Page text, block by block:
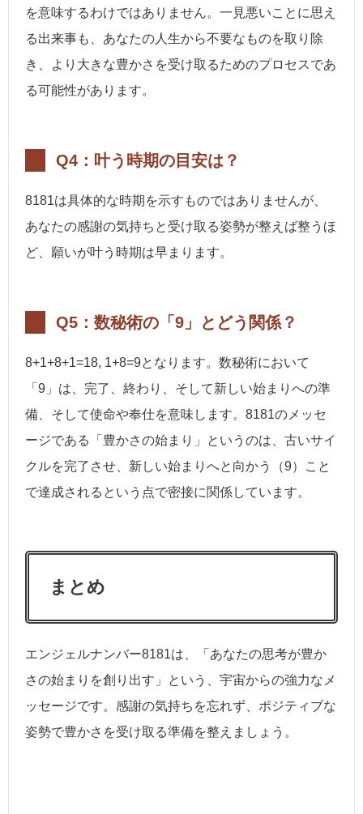
を意味するわけではありません。一見悪いことに思え
る出来事も、あなたの人生から不要なものを取り除
き、より大きな豊かさを受け取るためのプロセスであ
る可能性があります。
Q4：叶う時期の目安は？
8181は具体的な時期を示すものではありませんが、
あなたの感謝の気持ちと受け取る姿勢が整えば整うほ
ど、願いが叶う時期は早まります。
Q5：数秘術の「9」とどう関係？
8+1+8+1=18, 1+8=9となります。数秘術において
「9」は、完了、終わり、そして新しい始まりへの準
備、そして使命や奉仕を意味します。8181のメッセ
ージである「豊かさの始まり」というのは、古いサイ
クルを完了させ、新しい始まりへと向かう（9）こと
で達成されるという点で密接に関係しています。
まとめ
エンジェルナンバー8181は、「あなたの思考が豊か
さの始まりを創り出す」という、宇宙からの強力なメ
ッセージです。感謝の気持ちを忘れず、ポジティブな
姿勢で豊かさを受け取る準備を整えましょう。